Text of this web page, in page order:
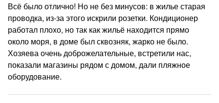
Всё было отлично! Но не без минусов: в жилье старая
проводка, из-за этого искрили розетки. Кондиционер
работал плохо, но так как жильё находится прямо
около моря, в доме был сквозняк, жарко не было.
Хозяева очень доброжелательные, встретили нас,
показали магазины рядом с домом, дали пляжное
оборудование.